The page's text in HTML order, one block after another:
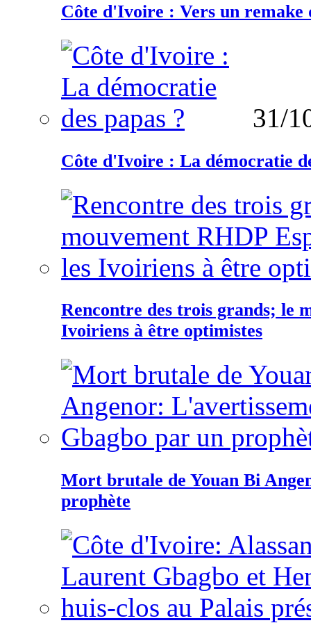
Côte d'Ivoire : Vers un remake
31/
Côte d'Ivoire : La démocratie
Rencontre des trois grands; le
Ivoiriens à être optimistes
Mort brutale de Youan Bi
prophète